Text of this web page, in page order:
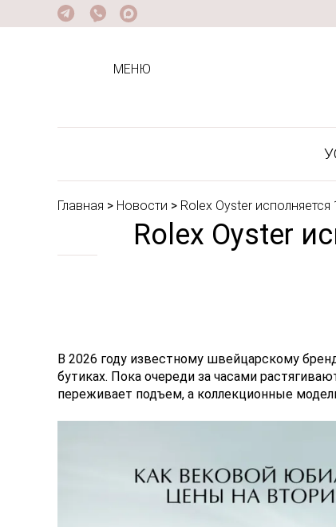
МЕНЮ
Главная > Новости > Rolex Oyster
Rolex Oyster
В 2026 году известному швейцарскому
бутиках. Пока очереди за часами
переживает подъем, а коллекционные